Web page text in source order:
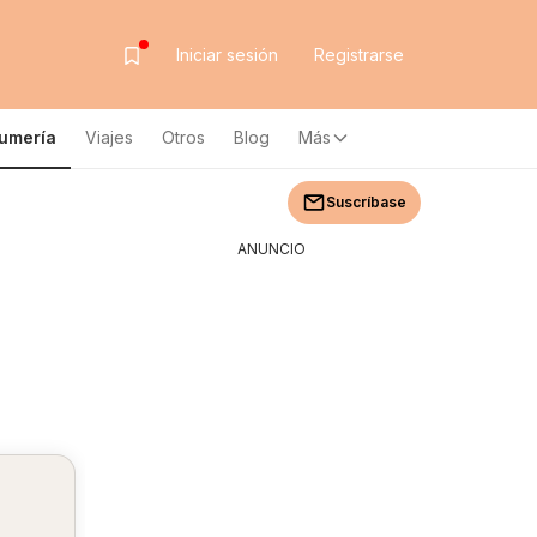
Iniciar sesión Registrarse
Viajes Otros Blog Más
Suscríbase
ANUNCIO